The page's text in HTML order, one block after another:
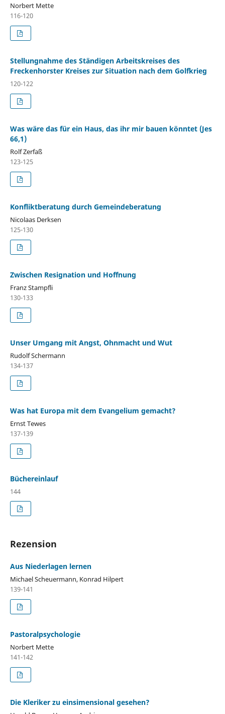
Norbert Mette
116-120
Stellungnahme des Ständigen Arbeitskreises des
Freckenhorster Kreises zur Situation nach dem Golfkrieg
120-122
Was wäre das für ein Haus, das ihr mir bauen könntet (Jes
66,1)
Rolf Zerfaß
123-125
Konfliktberatung durch Gemeindeberatung
Nicolaas Derksen
125-130
Zwischen Resignation und Hoffnung
Franz Stampfli
130-133
Unser Umgang mit Angst, Ohnmacht und Wut
Rudolf Schermann
134-137
Was hat Europa mit dem Evangelium gemacht?
Ernst Tewes
137-139
Büchereinlauf
144
Rezension
Aus Niederlagen lernen
Michael Scheuermann, Konrad Hilpert
139-141
Pastoralpsychologie
Norbert Mette
141-142
Die Kleriker zu einsimensional gesehen?